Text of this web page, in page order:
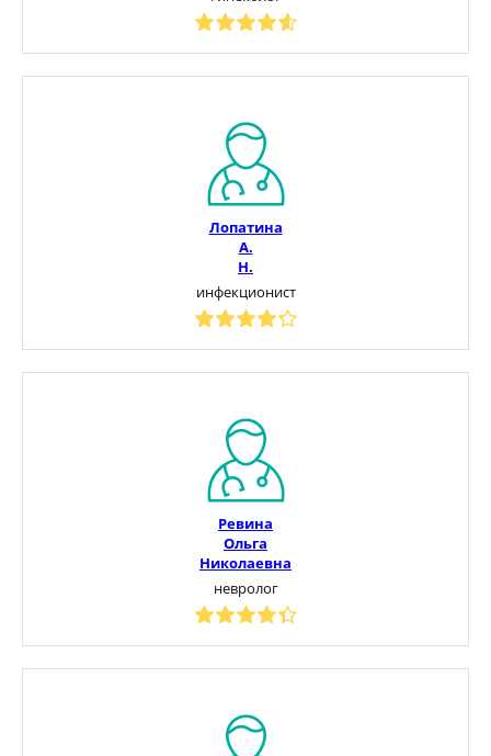
Лопатина
А.
Н.
инфекционист
Ревина
Ольга
Николаевна
невролог